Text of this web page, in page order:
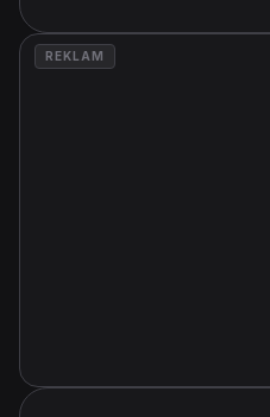
REKLAM